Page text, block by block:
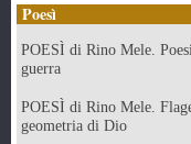
Poesì
POESÌ di Rino Mele.
guerra
POESÌ di Rino Mele.
geometria di Dio